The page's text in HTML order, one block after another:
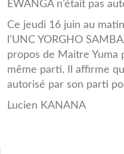
EWANGA n’était pas
Ce jeudi 16 juin au
l’UNC YORGHO
propos de Maitre Yuma
même parti. Il affirme
autorisé par son parti
Lucien KANANA